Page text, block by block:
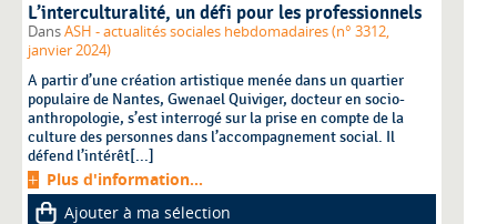
L’interculturalité, un défi pour les professionnels
DansASH - actualités sociales hebdomadaires (n° 3312,
janvier 2024)
A partir d’une création artistique menée dans un quartier
populaire de Nantes, Gwenael Quiviger, docteur en socio-
anthropologie, s’est interrogé sur la prise en compte de la
culture des personnes dans l’accompagnement social. Il
défend l’intérêt[...]
Plus d'information...
Ajouter à ma sélection